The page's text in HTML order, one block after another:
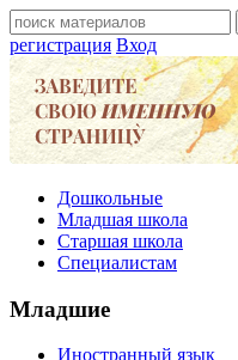
регистрация Вход
Дошкольные
Младшая школа
Старшая школа
Специалистам
Младшие
Иностранный язык